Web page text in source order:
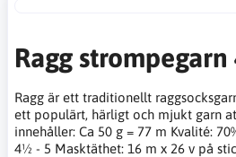
Ragg strompegarn
Ragg är ett traditionellt
ett populärt, härligt och mjukt garn
innehåller: Ca 50 g = 77 m Kvalité:
4½ - 5 Masktäthet: 16 m x 26 v på